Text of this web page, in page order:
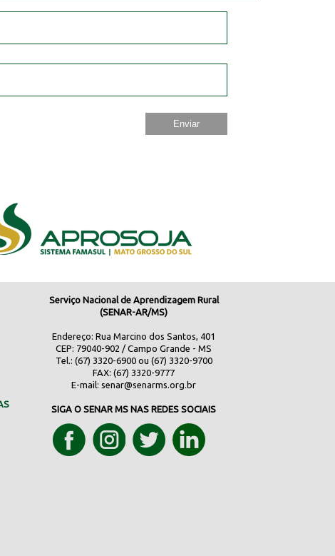
Serviço Nacional de Aprendizagem Rural
(SENAR-AR/MS)
Endereço: Rua Marcino dos Santos, 401
CEP: 79040-902 / Campo Grande - MS
Tel.: (67) 3320-6900 ou (67) 3320-9700
FAX: (67) 3320-9777
E-mail:senar@senarms.org.br
SIGA O SENAR MS NAS REDES SOCIAIS